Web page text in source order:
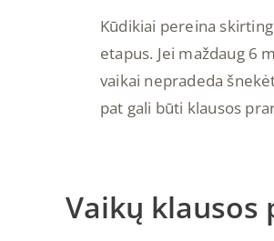
Kūdikiai pereina
etapus. Jei maždaug 6
vaikai nepradeda
pat gali būti klausos
Vaikų